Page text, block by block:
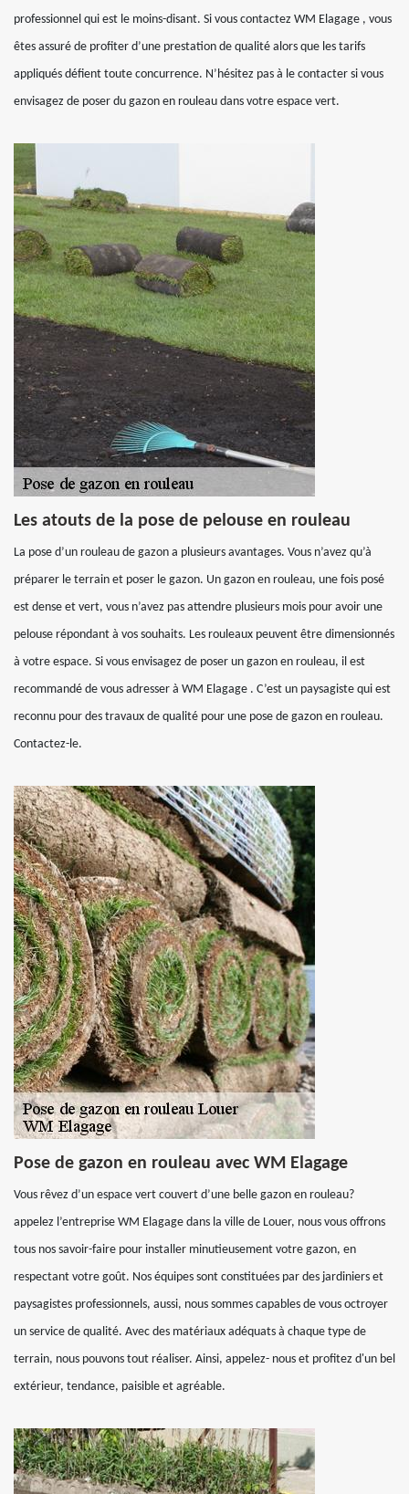
professionnel qui est le moins-disant. Si vous contactez WM Elagage , vous
êtes assuré de profiter d’une prestation de qualité alors que les tarifs
appliqués défient toute concurrence. N’hésitez pas à le contacter si vous
envisagez de poser du gazon en rouleau dans votre espace vert.
Les atouts de la pose de pelouse en rouleau
La pose d’un rouleau de gazon a plusieurs avantages. Vous n’avez qu’à
préparer le terrain et poser le gazon. Un gazon en rouleau, une fois posé
est dense et vert, vous n’avez pas attendre plusieurs mois pour avoir une
pelouse répondant à vos souhaits. Les rouleaux peuvent être dimensionnés
à votre espace. Si vous envisagez de poser un gazon en rouleau, il est
recommandé de vous adresser à WM Elagage . C’est un paysagiste qui est
reconnu pour des travaux de qualité pour une pose de gazon en rouleau.
Contactez-le.
Pose de gazon en rouleau avec WM Elagage
Vous rêvez d’un espace vert couvert d’une belle gazon en rouleau?
appelez l’entreprise WM Elagage dans la ville de Louer, nous vous offrons
tous nos savoir-faire pour installer minutieusement votre gazon, en
respectant votre goût. Nos équipes sont constituées par des jardiniers et
paysagistes professionnels, aussi, nous sommes capables de vous octroyer
un service de qualité. Avec des matériaux adéquats à chaque type de
terrain, nous pouvons tout réaliser. Ainsi, appelez- nous et profitez d'un bel
extérieur, tendance, paisible et agréable.